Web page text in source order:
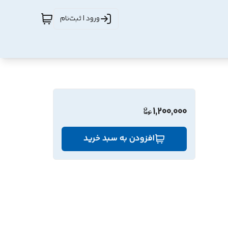
ورود | ثبت‌نام
1,200,000
افزودن به سبد خرید